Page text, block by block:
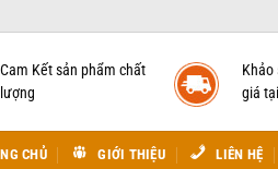
Cam Kết sản phẩm chất
lượng
Khảo
giá
CHỦ GIỚI THIỆU LIÊN HỆ